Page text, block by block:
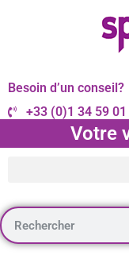
Besoin d’un conseil?
+33 (0)1 34 59 01
Votre